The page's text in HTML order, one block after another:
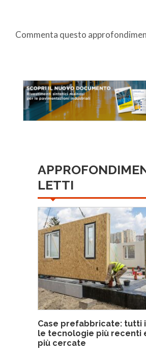
Commenta questo
LETTI
Case prefabbricate: tutti
le tecnologie più recenti
più cercate